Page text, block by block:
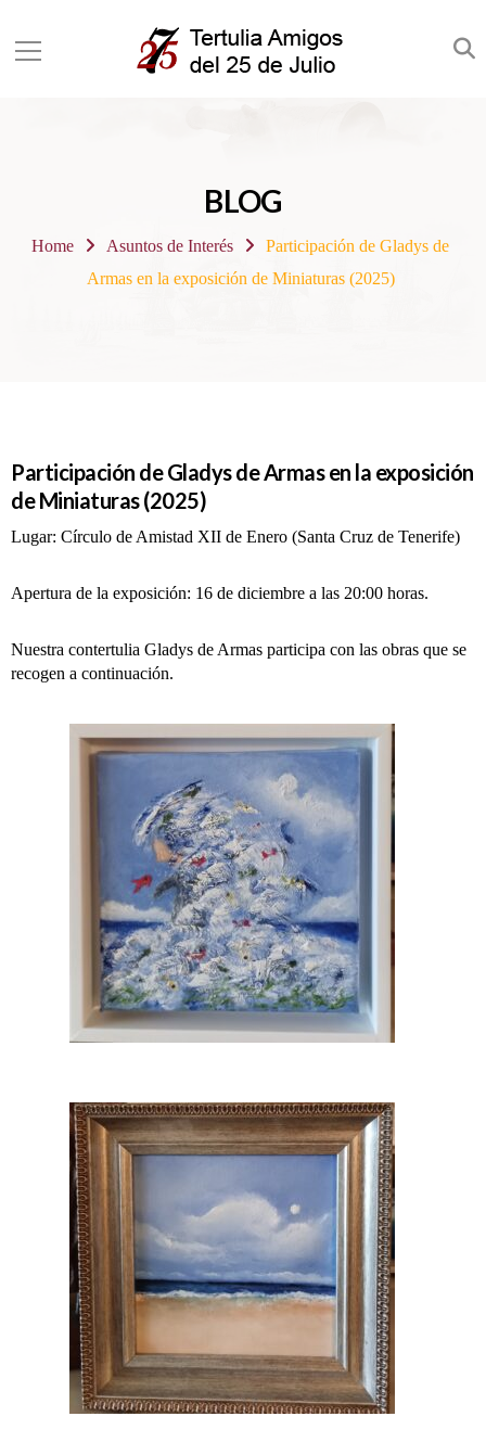
BLOG
Home Asuntos de Interés
Participación de Gladys de
Armas en la exposición de Miniaturas (2025)
Participación de Gladys de Armas en la exposición
de Miniaturas (2025)
Lugar: Círculo de Amistad XII de Enero (Santa Cruz de Tenerife)
Apertura de la exposición: 16 de diciembre a las 20:00 horas.
Nuestra contertulia Gladys de Armas participa con las obras que se
recogen a continuación.